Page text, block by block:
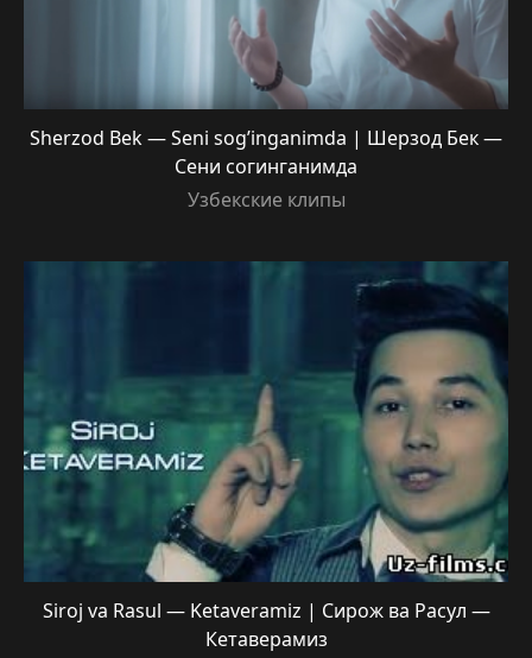
Sherzod Bek — Seni sog’inganimda | Шерзод Бек —
Сени согинганимда
Узбекские клипы
Siroj va Rasul — Ketaveramiz | Сирож ва Расул —
Кетаверамиз